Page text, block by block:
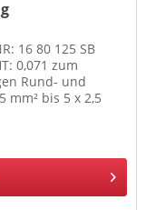
16 80 125 SB
0,071 zum
Rund- und
mm² bis 5 x 2,5